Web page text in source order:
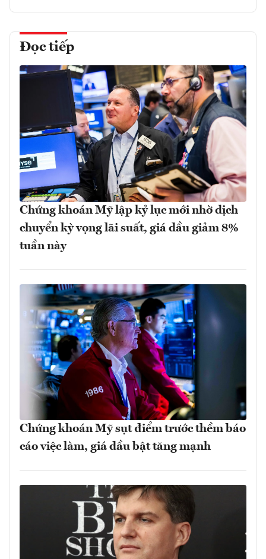
Đọc tiếp
Chứng khoán Mỹ lập kỷ lục mới nhờ dịch
chuyển kỳ vọng lãi suất, giá dầu giảm 8%
tuần này
Chứng khoán Mỹ sụt điểm trước thềm báo
cáo việc làm, giá dầu bật tăng mạnh